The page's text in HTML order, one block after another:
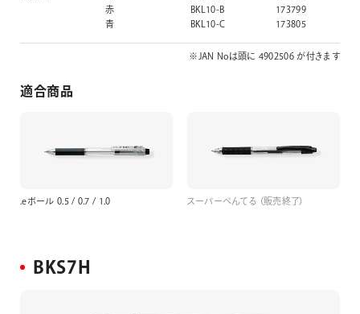
赤
BKL10-B
173799
青
BKL10-C 173805
※JAN Noは頭に 4902506 が付きます
適合商品
.eボール 0.5 / 0.7 / 1.0 スーパーぺんてる （販売終了）
BKS7H